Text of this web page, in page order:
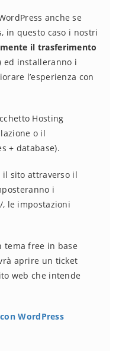
anche se
in questo caso i nostri
il trasferimento
ed installeranno i
l’esperienza con
Hosting
o il
+ database).
sito attraverso il
i
le impostazioni
tema free in base
aprire un ticket
web che intende
WordPress